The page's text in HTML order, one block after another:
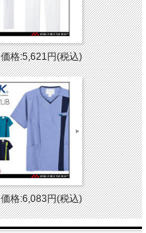
価格:5,621円(税込)
価格:6,083円(税込)